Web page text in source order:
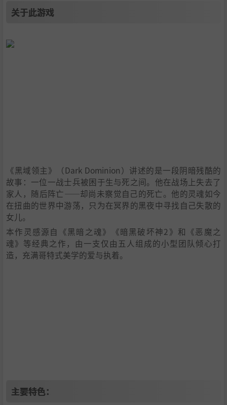
关于此游戏
《黑域领主》（Dark Dominion）讲述的是一段阴暗残酷的
故事：一位一战士兵被困于生与死之间。他在战场上失去了
家人，随后阵亡——却尚未察觉自己的死亡。他的灵魂如今
在扭曲的世界中游荡，只为在冥界的黑夜中寻找自己失散的
女儿。
本作灵感源自《黑暗之魂》《暗黑破坏神2》和《恶魔之
魂》等经典之作，由一支仅由五人组成的小型团队倾心打
造，充满哥特式美学的爱与执着。
主要特色：